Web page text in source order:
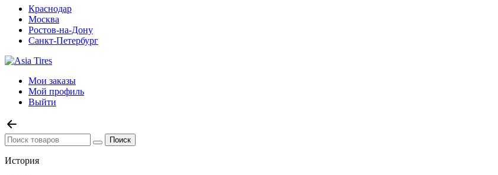
Краснодар
Москва
Ростов-на-Дону
Санкт-Петербург
Мои заказы
Мой профиль
Выйти
История